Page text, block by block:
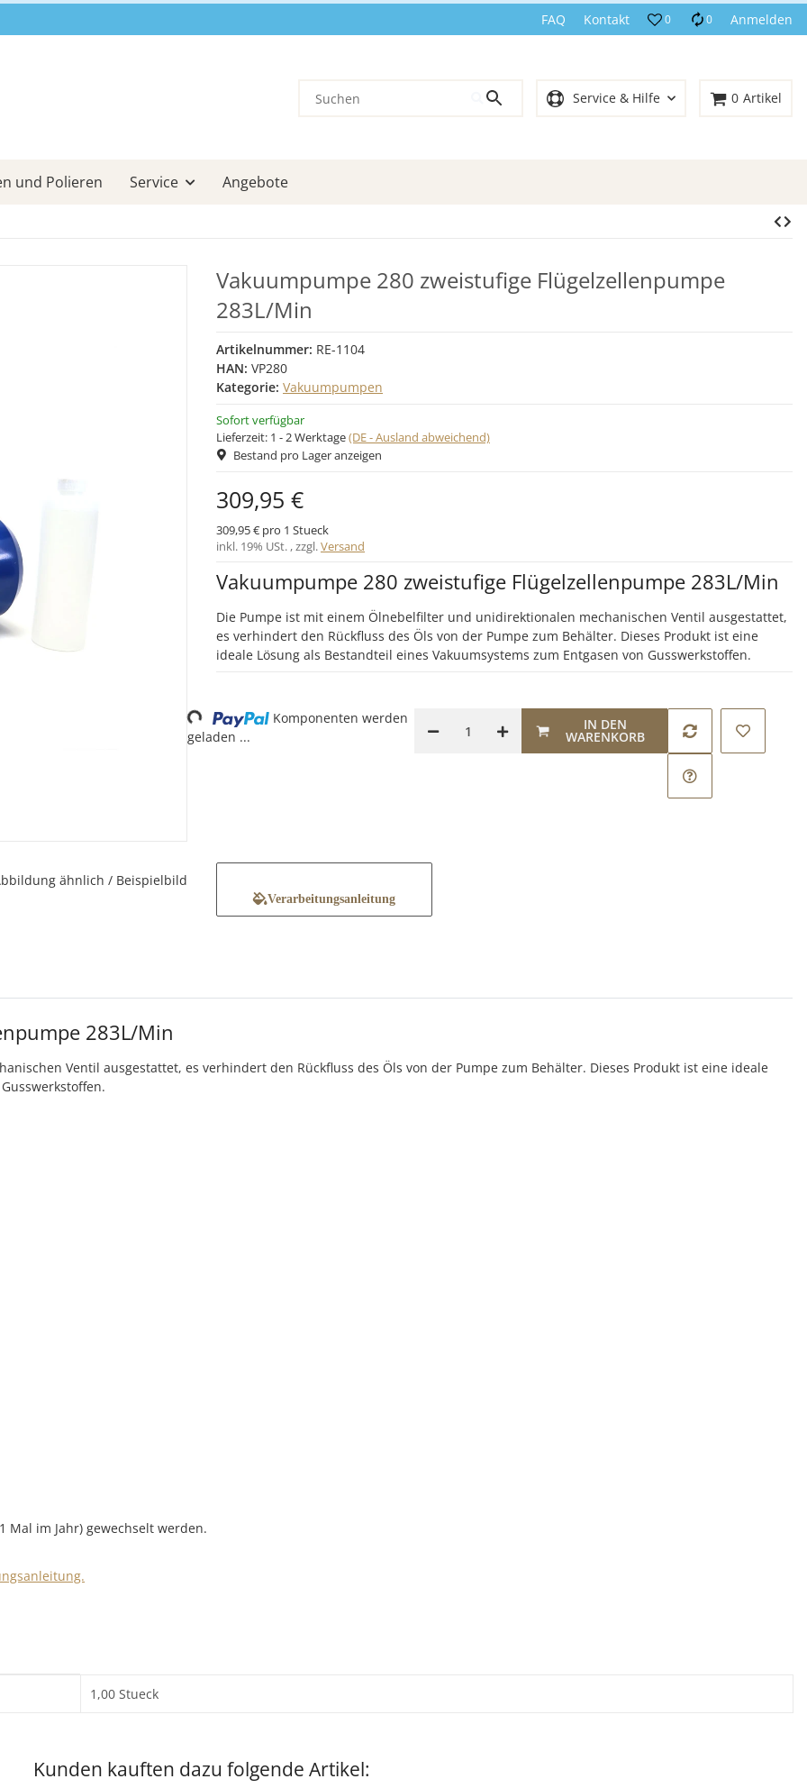
FAQ Kontakt 0 0 Anmelden
Service & Hilfe 0 Artikel
und Polieren Service Angebote
ähnlich / Beispielbild
Vakuumpumpe 280 zweistufige Flügelzellenpumpe
283L/Min
Artikelnummer: RE-1104
HAN: VP280
Kategorie: Vakuumpumpen
Sofort verfügbar
Lieferzeit: 1 - 2 Werktage(DE - Ausland abweichend)
Bestand pro Lager anzeigen
309,95 €
309,95 € pro 1 Stueck
inkl. 19% USt. , zzgl.Versand
Vakuumpumpe 280 zweistufige Flügelzellenpumpe 283L/Min
Die Pumpe ist mit einem Ölnebelfilter und unidirektionalen mechanischen Ventil ausgestattet,
es verhindert den Rückfluss des Öls von der Pumpe zum Behälter. Dieses Produkt ist eine
ideale Lösung als Bestandteil eines Vakuumsystems zum Entgasen von Gusswerkstoffen.
IN DEN
WARENKORB
Loading...
Komponenten werden
geladen ...
Verarbeitungsanleitung
283L/Min
Ventil ausgestattet, es verhindert den Rückfluss des Öls von der Pumpe zum Behälter. Dieses Produkt ist eine ideale
Mal im Jahr) gewechselt werden.
1,00 Stueck
Kunden kauften dazu folgende Artikel: